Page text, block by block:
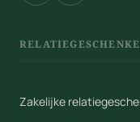
Zakelijke